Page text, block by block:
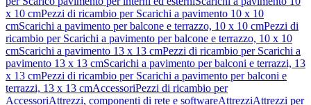
x 10 cmPezzi di ricambio per Scarichi a pavimento 10 x 10
cmScarichi a pavimento per balcone e terrazzo, 10 x 10 cmPezzi di
ricambio per Scarichi a pavimento per balcone e terrazzo, 10 x 10
cmScarichi a pavimento 13 x 13 cmPezzi di ricambio per Scarichi a
pavimento 13 x 13 cmScarichi a pavimento per balconi e terrazzi, 13
x 13 cmPezzi di ricambio per Scarichi a pavimento per balconi e
terrazzi, 13 x 13 cmAccessoriPezzi di ricambio per
AccessoriAttrezzi, componenti di rete e softwareAttrezziAttrezzi per